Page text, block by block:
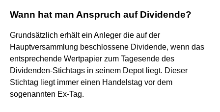
Wann hat man Anspruch auf Dividende?
Grundsätzlich erhält ein Anleger die auf der
Hauptversammlung beschlossene Dividende, wenn das
entsprechende Wertpapier zum Tagesende des
Dividenden-Stichtags in seinem Depot liegt. Dieser
Stichtag liegt immer einen Handelstag vor dem
sogenannten Ex-Tag.